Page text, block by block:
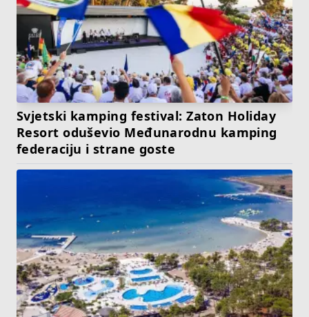
Svjetski kamping festival: Zaton Holiday
Resort oduševio Međunarodnu kamping
federaciju i strane goste